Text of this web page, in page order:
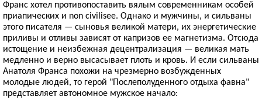
Франс хотел противопоставить вялым современникам особей
приапических и non civilisee. Однако и мужчины, и сильваны
этого писателя — сыновья великой матери, их энергетические
приливы и отливы зависят от капризов ее магнетизма. Отсюда
истощение и неизбежная децентрализация — великая мать
медленно и верно высасывает плоть и кровь. И если сильваны
Анатоля Франса похожи на чрезмерно возбужденных
молодые людей, то герой "Послеполуденного отдыха фавна"
представляет автономное мужское начало: